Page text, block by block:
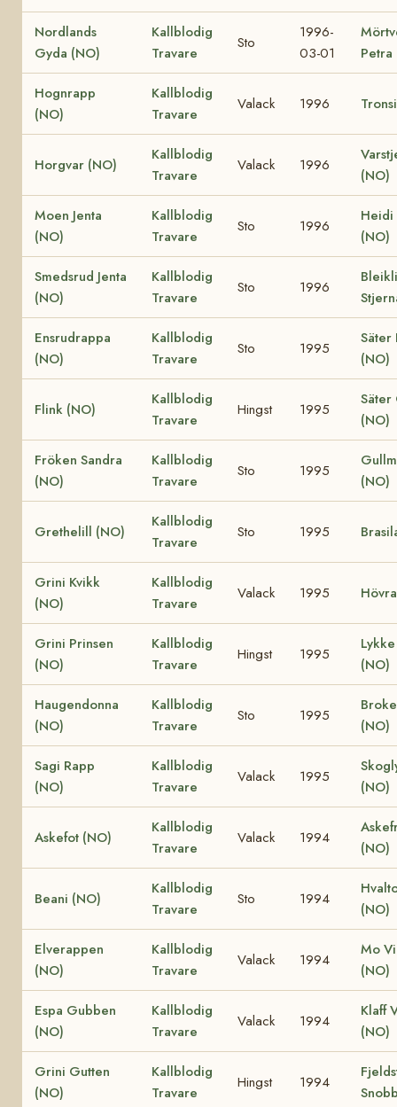
Nordlands
Gyda (NO)
Kallblodig
Travare
Sto
1996-
03-01
Petra
Hognrapp
(NO)
Kallblodig
Travare
Valack 1996
Horgvar (NO)
Kallblodig
Travare
Valack 1996
(NO)
Moen Jenta
(NO)
Kallblodig
Travare
Sto 1996
Heidi
(NO)
Smedsrud Jenta
(NO)
Kallblodig
Travare
Sto 1996
Bleikli
Ensrudrappa
(NO)
Kallblodig
Travare
Sto 1995
Säter
(NO)
Flink (NO)
Kallblodig
Travare
Hingst 1995
Säter
(NO)
Fröken Sandra
(NO)
Kallblodig
Travare
Sto 1995
(NO)
Grethelill (NO)
Kallblodig
Travare
Sto 1995
Grini Kvikk
(NO)
Kallblodig
Travare
Valack 1995
Grini Prinsen
(NO)
Kallblodig
Travare
Hingst 1995
(NO)
Haugendonna
(NO)
Kallblodig
Travare
Sto 1995
(NO)
Sagi Rapp
(NO)
Kallblodig
Travare
Valack 1995
(NO)
Askefot (NO)
Kallblodig
Travare
Valack 1994
(NO)
Beani (NO)
Kallblodig
Travare
Sto 1994
(NO)
Elverappen
(NO)
Kallblodig
Travare
Valack 1994
Mo
(NO)
Espa Gubben
(NO)
Kallblodig
Travare
Valack 1994
Klaff
(NO)
Grini Gutten
(NO)
Kallblodig
Travare
Hingst 1994